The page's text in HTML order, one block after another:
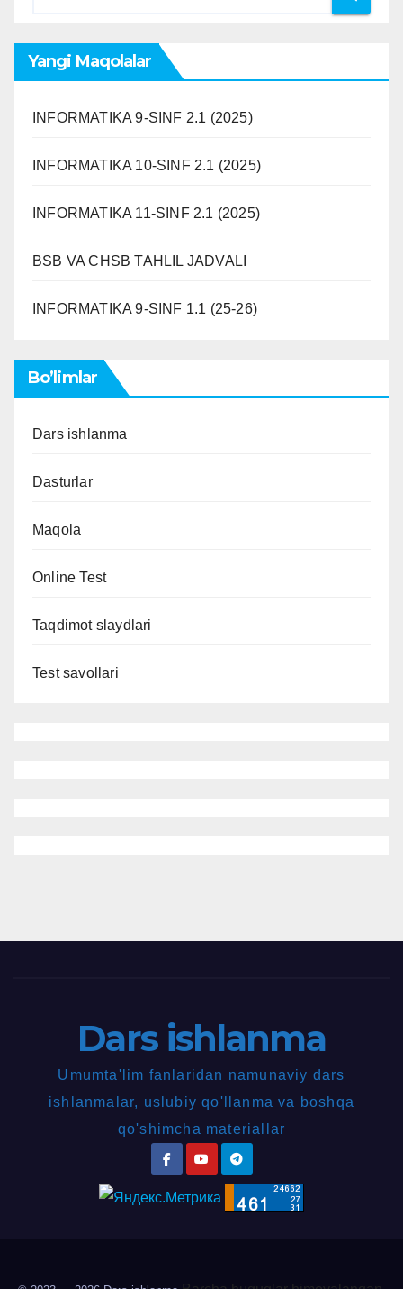
Yangi Maqolalar
INFORMATIKA 9-SINF 2.1 (2025)
INFORMATIKA 10-SINF 2.1 (2025)
INFORMATIKA 11-SINF 2.1 (2025)
BSB VA CHSB TAHLIL JADVALI
INFORMATIKA 9-SINF 1.1 (25-26)
Bo’limlar
Dars ishlanma
Dasturlar
Maqola
Online Test
Taqdimot slaydlari
Test savollari
Dars ishlanma
Umumta'lim fanlaridan namunaviy dars
ishlanmalar, uslubiy qo'llanma va boshqa
qo'shimcha materiallar